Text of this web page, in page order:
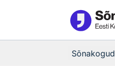
Sõnakogud